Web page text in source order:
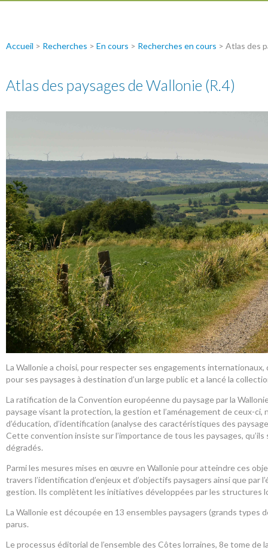
Accueil > Recherches > En cours > Recherches en cours > Atlas des
Atlas des paysages de Wallonie (R.4)
La Wallonie a choisi, pour respecter ses engagements
pour ses paysages à destination d’un large public et a lancé la
La ratification de la Convention européenne du paysage par la
paysage visant la protection, la gestion et l’aménagement de ceux-
d’éducation, d’identification (analyse des caractéristiques des
Cette convention insiste sur l’importance de tous les paysages,
dégradés.
Parmi les mesures mises en œuvre en Wallonie pour atteindre ces
travers l’identification d’enjeux et d’objectifs paysagers ainsi que par
gestion. Ils complètent les initiatives développées par les structures
La Wallonie est découpée en 13 ensembles paysagers (grands
parus.
Le processus éditorial de l’ensemble des Côtes lorraines, 8e tome